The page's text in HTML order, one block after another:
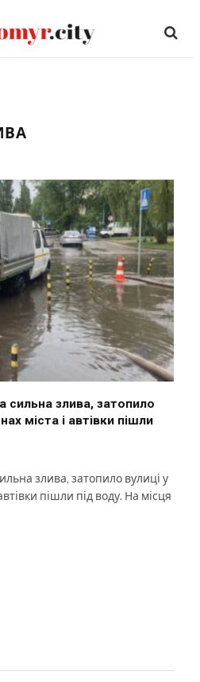
сильна злива, затопило
міста і автівки пішли
злива, затопило вулиці у
пішли під воду. На місця